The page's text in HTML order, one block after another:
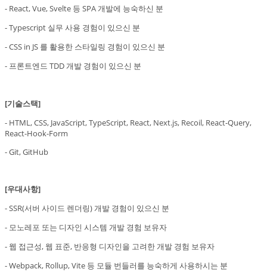
- React, Vue, Svelte 등 SPA 개발에 능숙하신 분
- Typescript 실무 사용 경험이 있으신 분
- CSS in JS 를 활용한 스타일링 경험이 있으신 분
- 프론트엔드 TDD 개발 경험이 있으신 분
[기술스택]
- HTML, CSS, JavaScript, TypeScript, React, Next.js, Recoil, React-Query,
React-Hook-Form
- Git, GitHub
[우대사항]
- SSR(서버 사이드 렌더링) 개발 경험이 있으신 분
- 모노레포 또는 디자인 시스템 개발 경험 보유자
- 웹 접근성, 웹 표준, 반응형 디자인을 고려한 개발 경험 보유자
- Webpack, Rollup, Vite 등 모듈 번들러를 능숙하게 사용하시는 분